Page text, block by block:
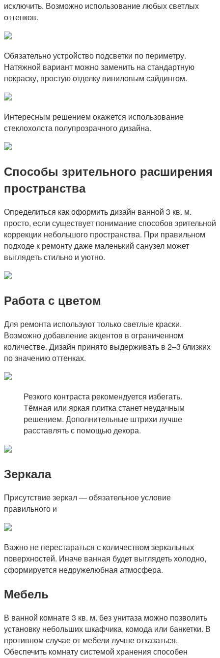
исключить. Возможно использование любых светлых
оттенков.
Обязательно устройство подсветки по периметру.
Натяжной вариант можно заменить на стандартную
покраску, простую отделку виниловым сайдингом.
Интересным решением окажется использование
стеклохолста полупрозрачного дизайна.
Способы зрительного расширения
пространства
Определиться как оформить дизайн ванной 3 кв. м.
просто, если существует понимание способов зрительной
коррекции небольшого пространства. При правильном
подходе к ремонту даже маленький санузел может
выглядеть стильно и уютно.
Работа с цветом
Для ремонта используют только светлые краски.
Возможно добавление акцентов в ограниченном
количестве. Дизайн принято выдерживать в 2–3 близких
по значению оттенках.
Резкого контраста рекомендуется избегать.
Тёмная или яркая плитка станет неудачным
решением. Дополнительные штрихи лучше
расставлять с помощью декора.
Зеркала
Присутствие зеркал — обязательное условие
правильного и
Важно не перестараться с количеством зеркальных
поверхностей. Иначе ванная будет выглядеть холодно,
сформируется недружелюбная атмосфера.
Мебель
В ванной комнате 3 кв. м. без унитаза можно позволить
установку небольших шкафчика, комода или банкетки. В
противном случае от мебели лучше отказаться.
Обеспечить комнату системой хранения способен